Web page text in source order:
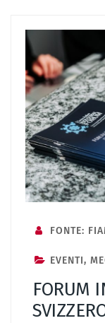
FONTE:
EVENTI,
FORUM